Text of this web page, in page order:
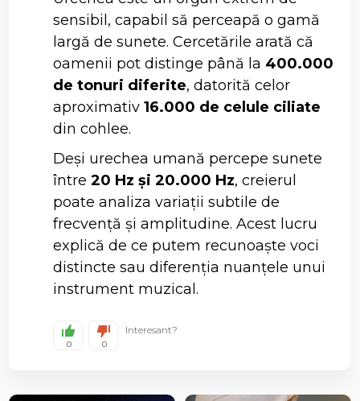
sensibil, capabil să perceapă o gamă
largă de sunete. Cercetările arată că
oamenii pot distinge până la 400.000
de tonuri diferite, datorită celor
aproximativ16.000 de celule ciliate
din cohlee.
Deși urechea umană percepe sunete
între20 Hz și 20.000 Hz, creierul
poate analiza variații subtile de
frecvență și amplitudine. Acest lucru
explică de ce putem recunoaște voci
distincte sau diferenția nuanțele unui
instrument muzical.
0 0
Interesant?